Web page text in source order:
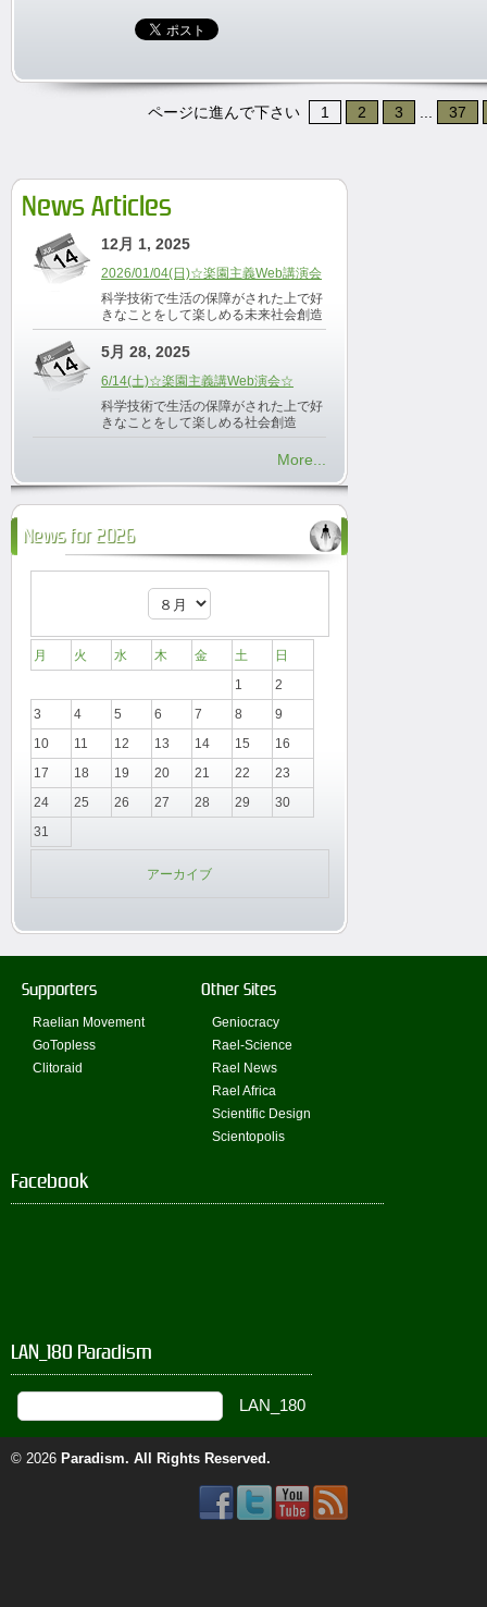
ページに進んで下さい 1 2 3 37
News Articles
12月 1, 2025
2026/01/04(日)☆楽園主義Web講演会
科学技術で生活の保障がされた上で好
きなことをして楽しめる未来社会創造
5月 28, 2025
6/14(土)☆楽園主義講Web演会☆
科学技術で生活の保障がされた上で好
きなことをして楽しめる社会創造
More...
News for 2026
月 火 水 木 金 土
日
1
2
3
4 5 6 7 8
9
10
11 12 13 14 15
16
17
18 19 20 21 22
23
24
25 26 27 28 29
30
31
アーカイブ
Supporters
Raelian Movement
GoTopless
Clitoraid
Other Sites
Geniocracy
Rael-Science
Rael News
Rael Africa
Scientific Design
Scientopolis
Facebook
LAN_180 Paradism
© 2026 Paradism. All Rights Reserved.